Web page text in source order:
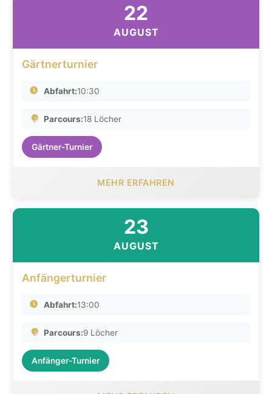
22
AUGUST
Gärtnerturnier
Abfahrt:10:30
Parcours:18 Löcher
Gärtner-Turnier
MEHR ERFAHREN
23
AUGUST
Anfängerturnier
Abfahrt:13:00
Parcours:9 Löcher
Anfänger-Turnier